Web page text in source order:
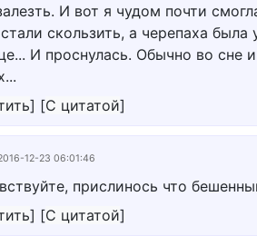
И вот я чудом почти
скользить, а черепаха
И проснулась. Обычно во сне
] [С цитатой]
12-23 06:01:46
прислинось что
] [С цитатой]